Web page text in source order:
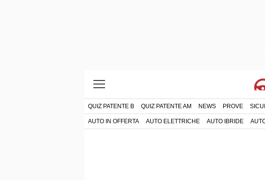
QUIZ PATENTE B QUIZ PATENTE AM NEWS PROVE
AUTO IN OFFERTA AUTO ELETTRICHE AUTO IBRIDE